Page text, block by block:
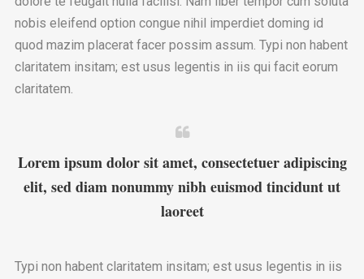
nobis eleifend option congue nihil imperdiet doming id
quod mazim placerat facer possim assum. Typi non habent
claritatem insitam; est usus legentis in iis qui facit eorum
claritatem.
Lorem ipsum dolor sit amet, consectetuer adipiscing
elit, sed diam nonummy nibh euismod tincidunt ut
laoreet
Typi non habent claritatem insitam; est usus legentis in iis